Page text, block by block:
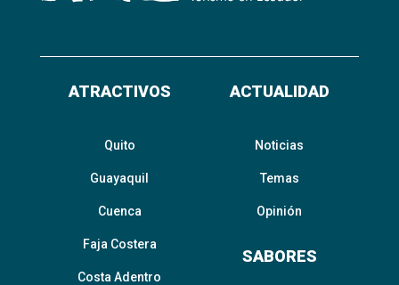
ATRACTIVOS
Quito
Guayaquil
Cuenca
Faja Costera
Costa Adentro
ACTUALIDAD
Noticias
Temas
Opinión
SABORES